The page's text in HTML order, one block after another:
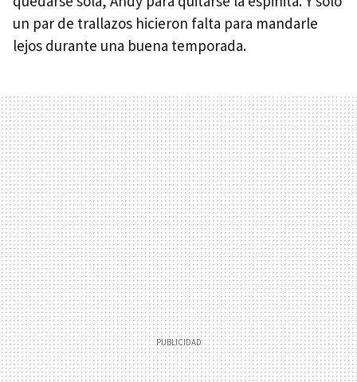
un par de trallazos hicieron falta para mandarle
lejos durante una buena temporada.